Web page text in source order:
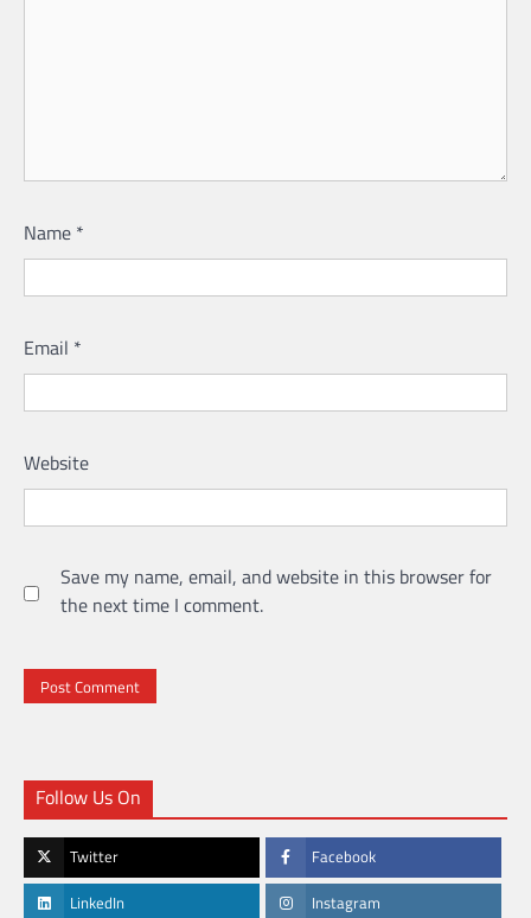
Name *
Email *
Website
Save my name, email, and website in this browser for
the next time I comment.
Follow Us On
Twitter Facebook
LinkedIn Instagram